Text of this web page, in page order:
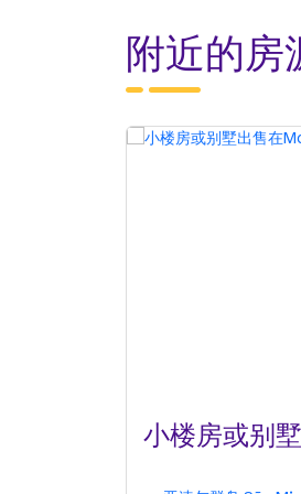
附近的房
小楼房或别